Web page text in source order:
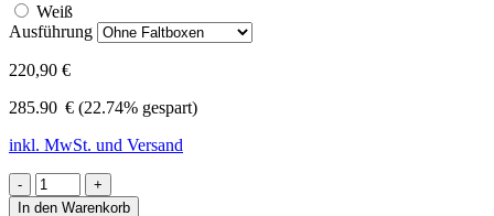
Weiß
Ausführung
220,90 €
285.90 € (22.74% gespart)
inkl. MwSt. und Versand
-
+
In den Warenkorb